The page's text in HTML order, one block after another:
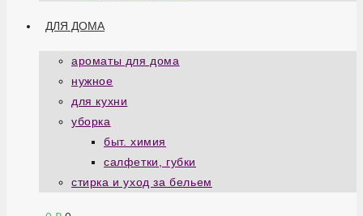
ДЛЯ ДОМА
ароматы для дома
нужное
для кухни
уборка
быт. химия
салфетки, губки
стирка и уход за бельем